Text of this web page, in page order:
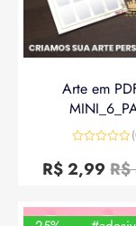
Arte em
0
de
R$
R$2,99